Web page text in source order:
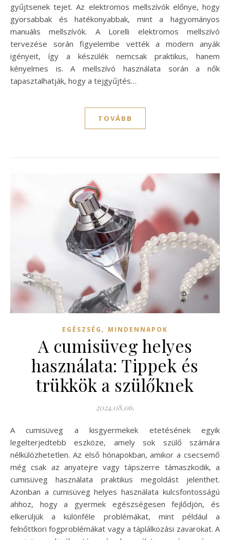
gyűjtsenek tejet. Az elektromos mellszívók előnye, hogy
gyorsabbak és hatékonyabbak, mint a hagyományos
manuális mellszívók. A Lorelli elektromos mellszívó
tervezése során figyelembe vették a modern anyák
igényeit, így a készülék nemcsak praktikus, hanem
kényelmes is. A mellszívó használata során a nők
tapasztalhatják, hogy a tejgyűjtés…
TOVÁBB
EGÉSZSÉG , MINDENNAPOK
A cumisüveg helyes
használata: Tippek és
trükkök a szülőknek
2024.08.06.
A cumisüveg a kisgyermekek etetésének egyik
legelterjedtebb eszköze, amely sok szülő számára
nélkülözhetetlen. Az első hónapokban, amikor a csecsemő
még csak az anyatejre vagy tápszerre támaszkodik, a
cumisüveg használata praktikus megoldást jelenthet.
Azonban a cumisüveg helyes használata kulcsfontosságú
ahhoz, hogy a gyermek egészségesen fejlődjön, és
elkerüljük a különféle problémákat, mint például a
felnőttkori fogproblémákat vagy a táplálkozási zavarokat. A